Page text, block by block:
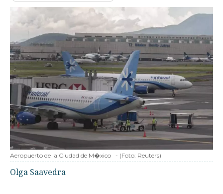
Aeropuerto de la Ciudad de M�xico - (Foto: Reuters)
Olga Saavedra